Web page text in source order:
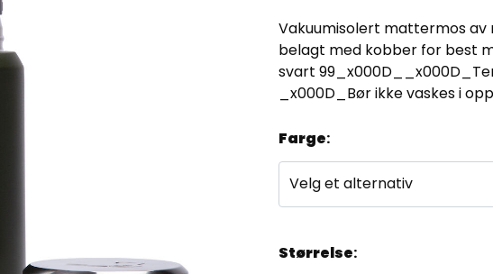
Vakuumisolert mattermos
belagt med kobber for best
svart
_x000D_Bør ikke vaskes i
Farge:
Størrelse: